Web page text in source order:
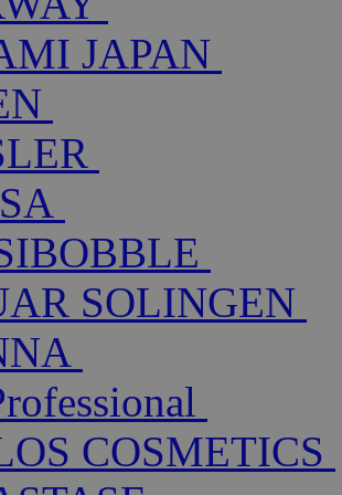
JAPAN
SOLINGEN
COSMETICS